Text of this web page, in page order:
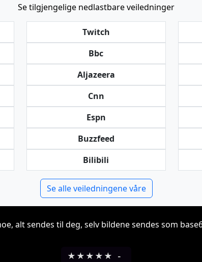
Se tilgjengelige nedlastbare veiledninger
Twitch
Bbc
Aljazeera
Cnn
Espn
Buzzfeed
Bilibili
Se alle veiledningene våre
alt sendes til deg, selv bildene sendes som
★ ★ ★ ★ ★ -